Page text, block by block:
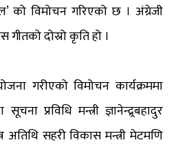
को विमोचन गरिएको छ । अंग्रेजी
गीतको दोस्रो कृति हो ।
गरीएको विमोचन कार्यक्रममा
प्रविधि मन्त्री ज्ञानेन्द्र्रबहादुर
अतिथि सहरी विकास मन्त्री मेटमणि